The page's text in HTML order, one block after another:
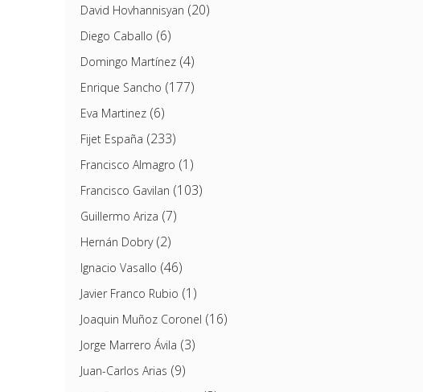
David Hovhannisyan (20)
Diego Caballo (6)
Domingo Martínez(4)
Enrique Sancho (177)
Eva Martinez(6)
Fijet España (233)
Francisco Almagro (1)
Francisco Gavilan (103)
Guillermo Ariza (7)
Hernán Dobry(2)
Ignacio Vasallo (46)
Javier Franco Rubio (1)
Joaquin Muñoz Coronel (16)
Jorge Marrero Ávila (3)
Juan-Carlos Arias (9)